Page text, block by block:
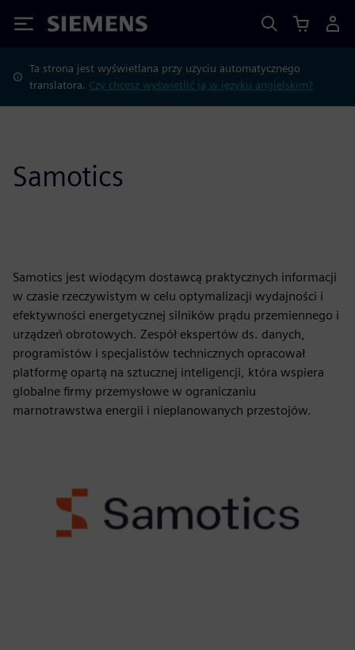
Siemens
Ta strona jest wyświetlana przy użyciu automatycznego
translatora. Czy chcesz wyświetlić ją w języku angielskim?
Samotics
Samotics jest wiodącym dostawcą praktycznych informacji
w czasie rzeczywistym w celu optymalizacji wydajności i
efektywności energetycznej silników prądu przemiennego i
urządzeń obrotowych. Zespół ekspertów ds. danych,
programistów i specjalistów technicznych opracował
platformę opartą na sztucznej inteligencji, która wspiera
globalne firmy przemysłowe w ograniczaniu
marnotrawstwa energii i nieplanowanych przestojów.